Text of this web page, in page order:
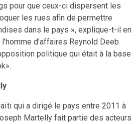
pour que ceux-ci dispersent les
les rues afin de permettre
dans le pays », explique-t-il en
d’affaires Reynold Deeb
politique qui était à la base
qui a dirigé le pays entre 2011 à
Martelly fait partie des acteurs